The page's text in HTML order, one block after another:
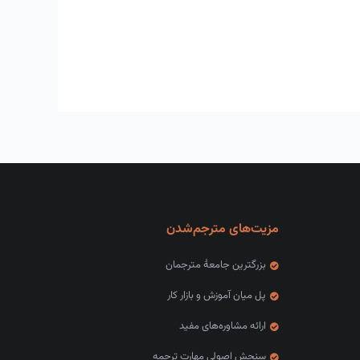
مزیت‌های مترجم‌شدن
بزرگترین جامعهٔ مترجمان
پل میان آموزش و بازار کار
ارائه مشاوره‌های مفید
سنجش اصولی مهارت ترجمه